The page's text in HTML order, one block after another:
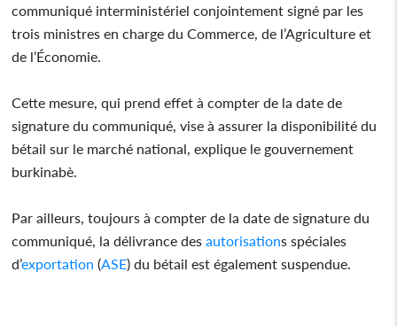
communiqué interministériel conjointement signé par les
trois ministres en charge du Commerce, de l’Agriculture et
de l’Économie.
Cette mesure, qui prend effet à compter de la date de
signature du communiqué, vise à assurer la disponibilité du
bétail sur le marché national, explique le gouvernement
burkinabè.
Par ailleurs, toujours à compter de la date de signature du
communiqué, la délivrance desautorisations spéciales
d’exportation (ASE) du bétail est également suspendue.